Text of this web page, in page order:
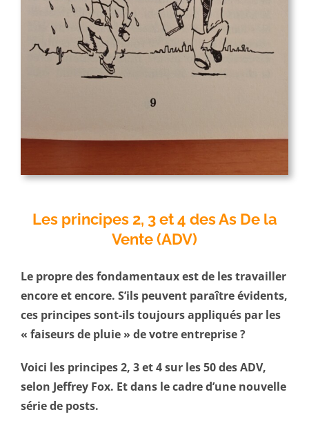
Les principes 2, 3 et 4 des As De la
Vente (ADV)
Le propre des fondamentaux est de les travailler
encore et encore. S’ils peuvent paraître évidents,
ces principes sont-ils toujours appliqués par les
« faiseurs de pluie » de votre entreprise ?
Voici les principes 2, 3 et 4 sur les 50 des ADV,
selon Jeffrey Fox. Et dans le cadre d’une nouvelle
série de posts.